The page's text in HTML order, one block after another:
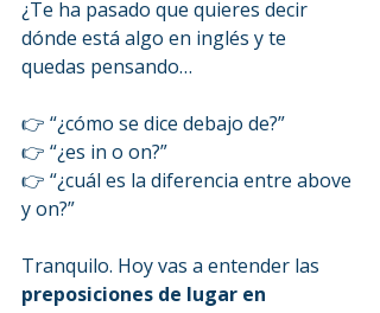
¿Te ha pasado que quieres decir
dónde está algo en inglés y te
quedas pensando…
👉 “¿cómo se dice debajo de?”
👉 “¿es in o on?”
👉 “¿cuál es la diferencia entre above
y on?”
Tranquilo. Hoy vas a entender las
preposiciones de lugar en